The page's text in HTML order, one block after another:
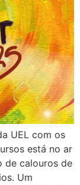
UEL com os
está no ar
de calouros de
Um